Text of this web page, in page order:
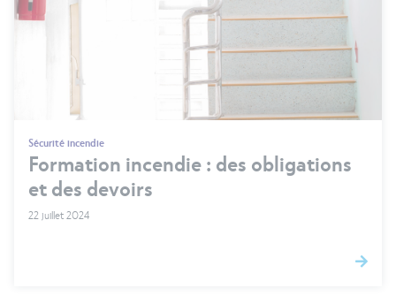
Sécurité incendie
Formation incendie : des obligations
et des devoirs
22 juillet 2024